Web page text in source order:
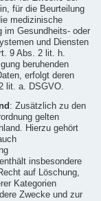
für die Beurteilung
medizinische
im Gesundheits- oder
und Diensten
9 Abs. 2 lit. h.
beruhenden
erfolgt deren
lit. a. DSGVO.
: Zusätzlich zu den
gelten
Hierzu gehört
insbesondere
auf Löschung,
Kategorien
Zwecke und zur